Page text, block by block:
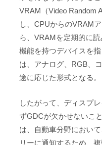
VRAM（Video Random
し、CPUからのVRAM
ら、VRAMを定期的に
機能を持つデバイスを
は、アナログ、RGB、
途に応じた形式となる。
したがって、ディスプ
ずGDCが欠かせないこ
は、自動車分野におい
リーに通知するため、